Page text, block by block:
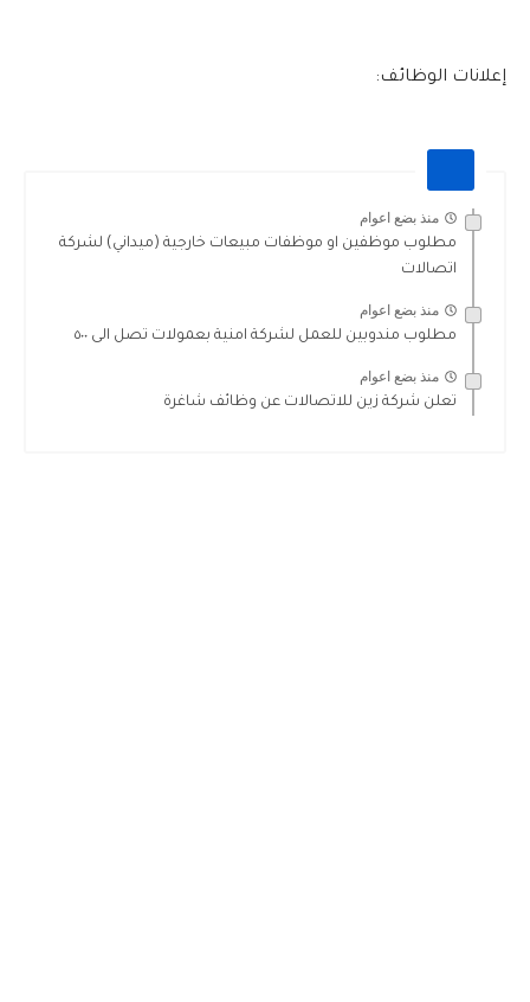
إعلانات الوظائف:
منذ بضع اعوام
مطلوب موظفين او موظفات مبيعات خارجية (ميداني) لشركة
اتصالات
منذ بضع اعوام
مطلوب مندوبين للعمل لشركة امنية بعمولات تصل الى ٥٠٠
منذ بضع اعوام
تعلن شركة زين للاتصالات عن وظائف شاغرة